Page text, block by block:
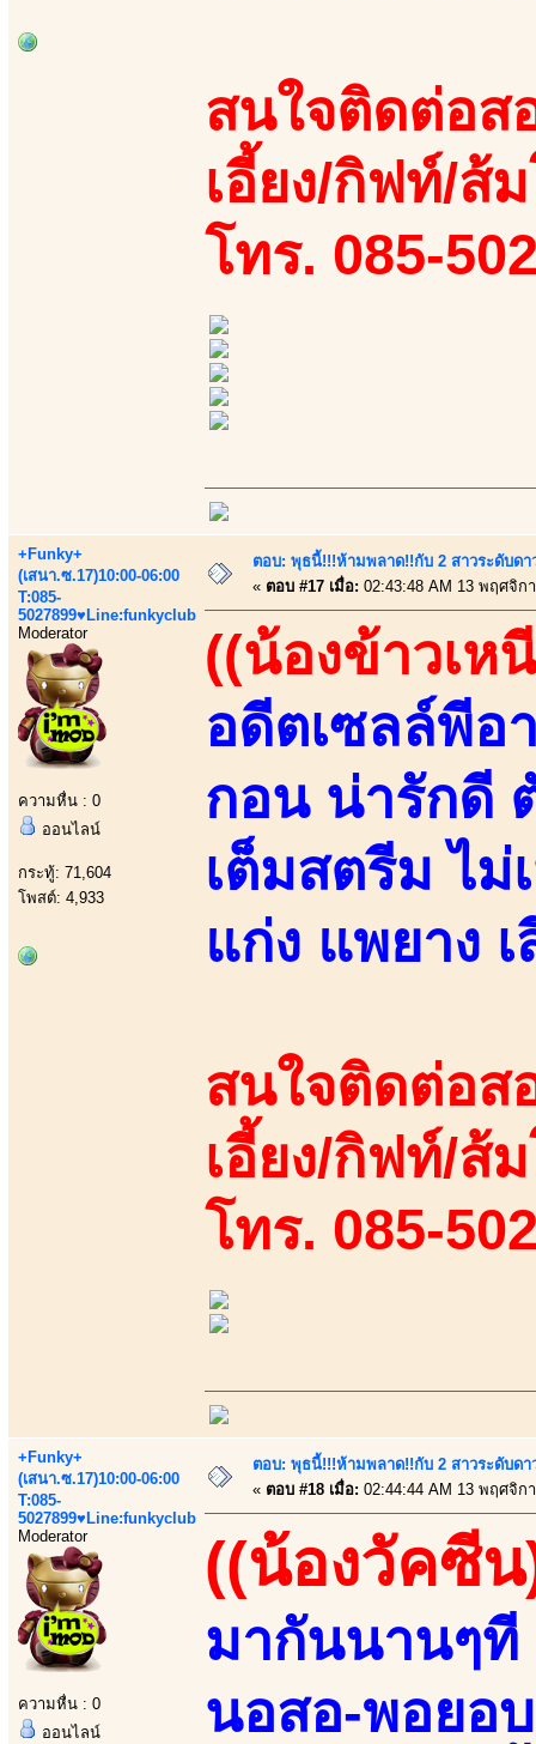
สนใจติดต่อส
เอี้ยง/กิฟท์/ส้
โทร. 085-
+Funky+
(เสนา.ซ.17)10:00-06:00
T:085-
5027899♥Line:funkyclub
Moderator
ความหื่น : 0
ออนไลน์
กระทู้: 71,604
โพสต์: 4,933
ตอบ: พุธนี้!!!ห้ามพลาด!!กับ 2 สาวระดับดา
« ตอบ #17 เมื่อ: 02:43:48 AM 13 พฤศจิก
((น้องข้าวเห
อดีตเซลล์พีอ
กอน น่ารักดี
เต็มสตรีม ไม่
แก่ง แพยาง
สนใจติดต่อส
เอี้ยง/กิฟท์/ส้
โทร. 085-
+Funky+
(เสนา.ซ.17)10:00-06:00
T:085-
5027899♥Line:funkyclub
Moderator
ความหื่น : 0
ออนไลน์
ตอบ: พุธนี้!!!ห้ามพลาด!!กับ 2 สาวระดับดา
« ตอบ #18 เมื่อ: 02:44:44 AM 13 พฤศจิก
((น้องวัคซี
มากันนานๆที
นอสอ-พอยอ